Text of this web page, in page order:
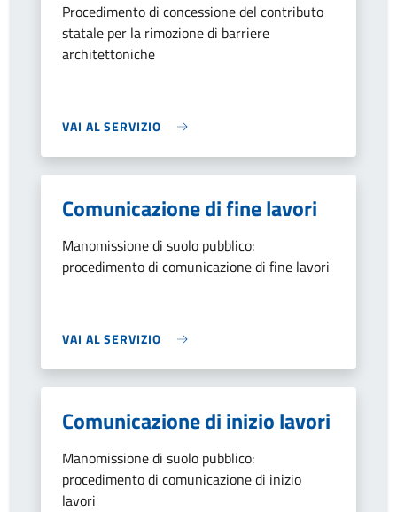
Procedimento di concessione del contributo
statale per la rimozione di barriere
architettoniche
VAI AL SERVIZIO
Comunicazione di fine lavori
Manomissione di suolo pubblico:
procedimento di comunicazione di fine lavori
VAI AL SERVIZIO
Comunicazione di inizio lavori
Manomissione di suolo pubblico:
procedimento di comunicazione di inizio
lavori